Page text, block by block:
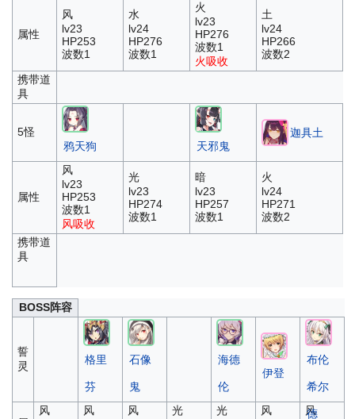
属性
风
lv23
HP253
波数1
水
lv24
HP276
波数1
火
lv23
HP276
波数1
火吸收
土
lv24
HP266
波数2
携带道
具
5怪
鸦天狗
天邪鬼
迦具土
属性
风
lv23
HP253
波数1
风吸收
光
lv23
HP274
波数1
暗
lv23
HP257
波数1
火
lv24
HP271
波数2
携带道
具
BOSS阵容
誓
灵
格里
芬
石像
鬼
海德
伦
伊登
布伦
希尔
德
风
风
风
光
光
风
风